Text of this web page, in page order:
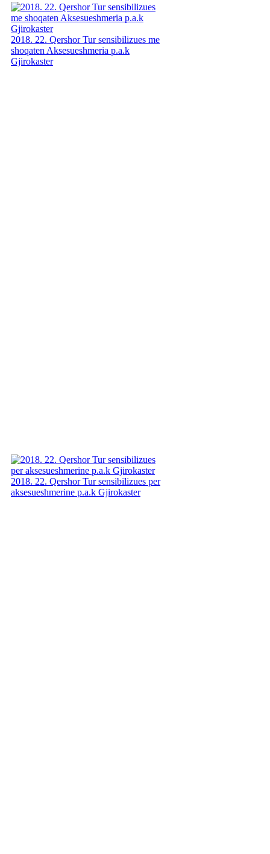
2018. 22. Qershor Tur sensibilizues me
shoqaten Aksesueshmeria p.a.k
Gjirokaster
2018. 22. Qershor Tur sensibilizues per
aksesueshmerine p.a.k Gjirokaster